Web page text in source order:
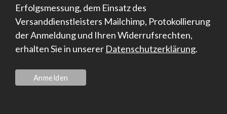
Erfolgsmessung, dem Einsatz des
Versanddienstleisters Mailchimp, Protokollierung
der Anmeldung und Ihren Widerrufsrechten,
erhalten Sie in unserer Datenschutzerklärung.